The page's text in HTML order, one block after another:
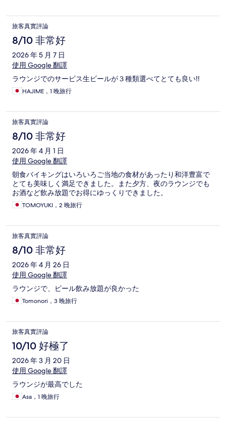
旅客真實評論
8/10 非常好
2026 年 5 月 7 日
使用 Google 翻譯
ラウンジでのサービス生ビールが３種類選べてとても良い‼️
HAJIME，1 晚旅行
旅客真實評論
8/10 非常好
2026 年 4 月 1 日
使用 Google 翻譯
朝食バイキングはいろいろご当地の食材があったり和洋豊富で
とても美味しく満足できました。また夕方、夜のラウンジでも
お酒など飲み放題でお得にゆっくりできました。
TOMOYUKI，2 晚旅行
旅客真實評論
8/10 非常好
2026 年 4 月 26 日
使用 Google 翻譯
ラウンジで、ビール飲み放題が良かった
Tomonori，3 晚旅行
旅客真實評論
10/10 好極了
2026 年 3 月 20 日
使用 Google 翻譯
ラウンジが最高でした
Asa，1 晚旅行